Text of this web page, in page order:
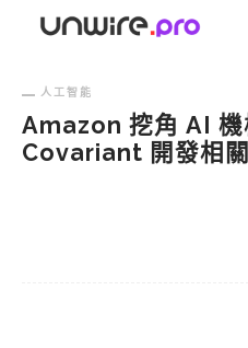
人工智能
Amazon 挖角 AI 機
Covariant 開發相